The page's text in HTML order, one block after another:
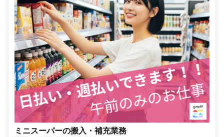
ミニスーパーの搬入・補充業務